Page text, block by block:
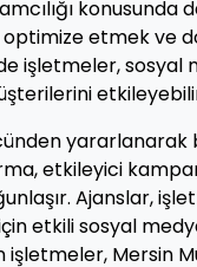
konusunda
etmek ve
işletmeler, sosyal
yararlanarak
etkileyici
Ajanslar,
etkili sosyal
Mersin